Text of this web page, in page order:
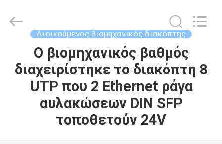
ΣΠΊΤΙ
ΠΡΟΪΌΝΤΑ
ΠΕΡΊΠΟΥ
Co.,Ltd.
Διοικούμενος βιομηχανικός διακόπτης
Ο βιομηχανικός βαθμός
διαχειρίστηκε το διακόπτη 8
UTP που 2 Ethernet ράγα
αυλακώσεων DIN SFP
τοποθετούν 24V